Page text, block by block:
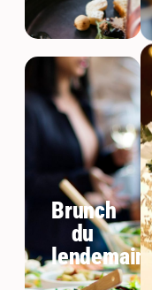
Brunch
du
lendemain